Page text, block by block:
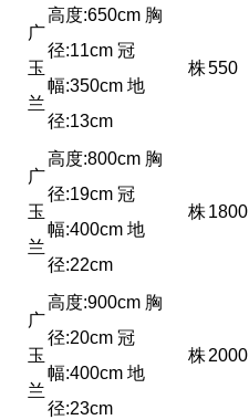
广
玉
兰
高度:650cm 胸
径:11cm 冠
幅:350cm 地
径:13cm
株550
广
玉
兰
高度:800cm 胸
径:19cm 冠
幅:400cm 地
径:22cm
株1800
广
玉
兰
高度:900cm 胸
径:20cm 冠
幅:400cm 地
径:23cm
株2000